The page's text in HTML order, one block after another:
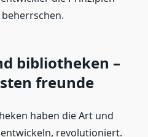
bibliotheken –
freunde
haben die Art und
revolutioniert.